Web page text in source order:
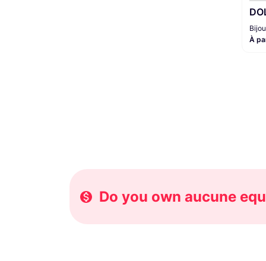
À
Do you own aucune